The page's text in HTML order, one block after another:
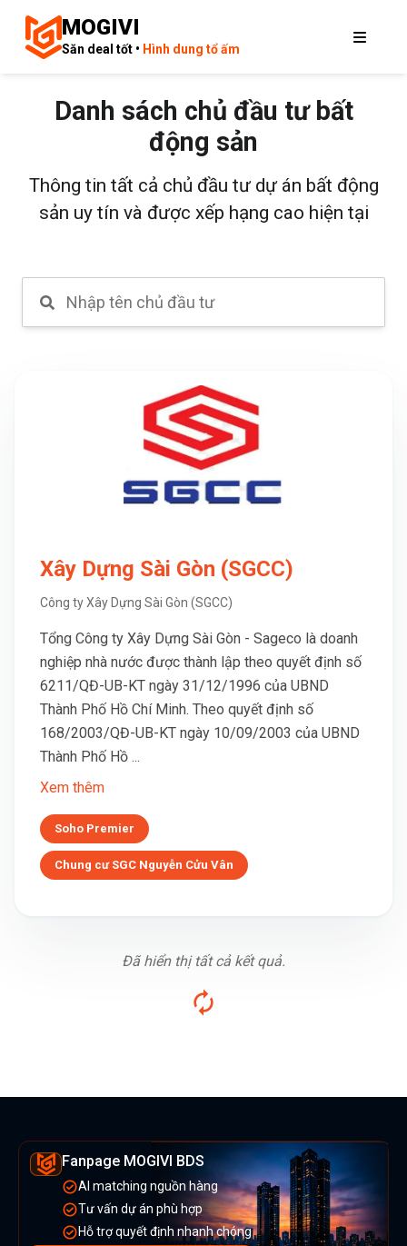
MOGIVI
Săn deal tốt • Hình dung tổ ấm
Danh sách chủ đầu tư bất
động sản
Thông tin tất cả chủ đầu tư dự án bất động
sản uy tín và được xếp hạng cao hiện tại
Xây Dựng Sài Gòn (SGCC)
Công ty Xây Dựng Sài Gòn (SGCC)
Tổng Công ty Xây Dựng Sài Gòn - Sageco là doanh
nghiệp nhà nước được thành lập theo quyết định số
6211/QĐ-UB-KT ngày 31/12/1996 của UBND
Thành Phố Hồ Chí Minh. Theo quyết định số
168/2003/QĐ-UB-KT ngày 10/09/2003 của UBND
Thành Phố Hồ ...
Xem thêm
Soho Premier
Chung cư SGC Nguyễn Cửu Vân
Đã hiển thị tất cả kết quả.
Fanpage MOGIVI BDS
AI matching nguồn hàng
Tư vấn dự án phù hợp
Hỗ trợ quyết định nhanh chóng